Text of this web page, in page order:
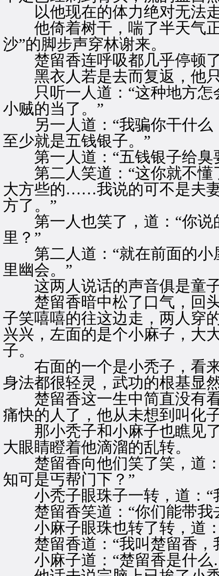
以他现在的体力绝对无法走
他倚着树干，喘了半天气正
沙”的脚步声穿林谢来。
楚留香连呼吸都几乎停顿
黑衣人若是去而复返，他
只听一人道：“这种地方怎
小贼的当了。”
另一人道：“我骗你干什么
至少就是五钱银子。”
第一人道：“五钱银子给臭
第二人笑道：“这你就不懂
大方些的……我说的可不是夫
方了。”
第一人也笑了，道：“你说
里？”
第二人道：“就在前面的小
里幽会。”
这两人说话的声音俱是童
楚留香暗中松了口气，回头
子笑嘻嘻的往这边走，两人穿
兴兴，左面的是个小麻子，大
子。
右面的一个是小秃子，看来
身法都很轻灵，武功的根基显
楚留香这一生中简直没有看
痛快的人了，他从未想到叫化
那小秃子和小麻子也瞧见了
大眼睛瞪着他滴溜的乱转。
楚留香向他们笑了笑，道：
知可是丐帮门下？”
小秃子眼珠子一转，道：“
楚留香笑道：“你们能带我
小麻子眼珠也转了转，道：
楚留香道：“我叫楚留香，
小麻子道：“楚留香是什